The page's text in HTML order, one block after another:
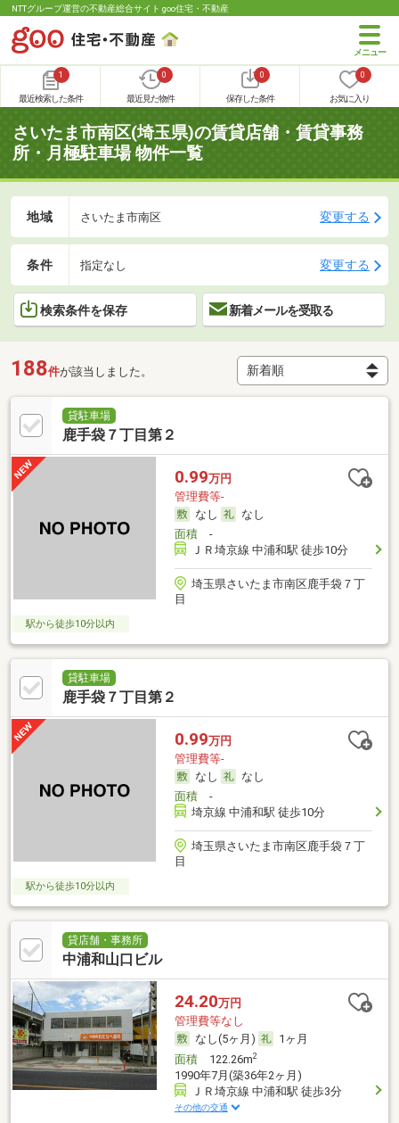
NTTグループ運営の不動産総合サイト goo住宅・不動産
1
最近検索した条件
0
最近見た物件
0
保存した条件
0
お気に入り
さいたま市南区(埼玉県)の賃貸店舗・賃貸事務
所・月極駐車場 物件一覧
地域 さいたま市南区 変更する
条件 指定なし 変更する
検索条件を保存 新着メールを受取る
188件が該当しました。
貸駐車場
鹿手袋７丁目第２
0.99万円
管理費等-
なし
なし
面積-
ＪＲ埼京線 中浦和駅 徒歩10分
埼玉県さいたま市南区鹿手袋７丁
目
駅から徒歩10分以内
貸駐車場
鹿手袋７丁目第２
0.99万円
管理費等-
なし
なし
面積-
埼京線 中浦和駅 徒歩10分
埼玉県さいたま市南区鹿手袋７丁
目
駅から徒歩10分以内
貸店舗・事務所
中浦和山口ビル
24.20万円
管理費等なし
なし(5ヶ月)
1ヶ月
面積122.26m2
1990年7月(築36年2ヶ月)
ＪＲ埼京線 中浦和駅 徒歩3分
その他の交通